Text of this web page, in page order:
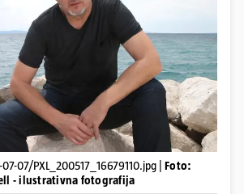
07/PXL_200517_16679110.jpg | Foto:
- ilustrativna fotografija